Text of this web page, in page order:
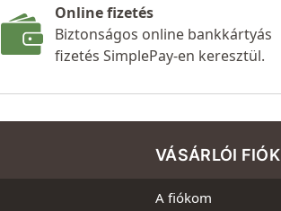
Online fizetés
Biztonságos online bankkártyás
fizetés SimplePay-en keresztül.
VÁSÁRLÓI FIÓK
A fiókom